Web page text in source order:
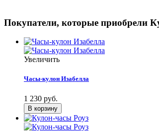
Покупатели, которые приобрели
Увеличить
Часы-кулон Изабелла
1 230 руб.